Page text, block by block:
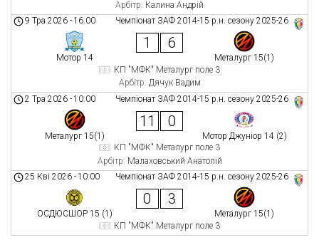
Арбітр: Калина Андрій
Чемпіонат ЗАФ 2014-15 р.н. сезону 2025-26
9 Тра 2026 -16:00
Мотор 14
1 6
Металург 15(1)
КП "МФК" Металург поле 3
Арбітр: Дячук Вадим
Чемпіонат ЗАФ 2014-15 р.н. сезону 2025-26
2 Тра 2026 -10:00
Металург 15(1)
11 0
Мотор Джуніор 14 (2)
КП "МФК" Металург поле 3
Арбітр: Малаховський Анатолій
Чемпіонат ЗАФ 2014-15 р.н. сезону 2025-26
25 Кві 2026 -10:00
ОСДЮСШОР 15 (1)
0 3
Металург 15(1)
КП "МФК" Металург поле 3